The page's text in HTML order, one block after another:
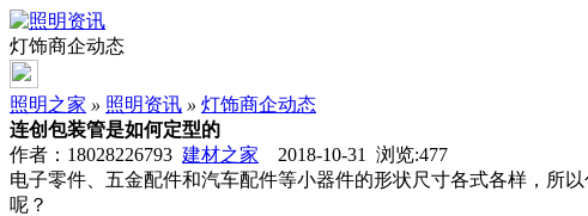
灯饰商企动态
照明之家 » 照明资讯 » 灯饰商企动态
连创包装管是如何定型的
作者：18028226793 建材之家 2018-10-31 浏览:477
电子零件、五金配件和汽车配件等小器件的形状尺寸各式各样，所
呢？